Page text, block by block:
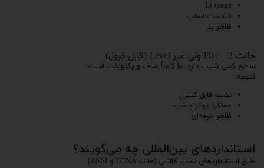
Lippage
شکست اسلب
ظاهر بد
حالت 2 – Flat ولی غیر Level (قابل قبول)
سطح کمی شیب دارد اما کاملاً صاف و یکنواخت است:
نتیجه:
نصب قابل کنترل
عملکرد بهتر چسب
ظاهر حرفه‌ای
استانداردهای بین‌المللی چه می‌گویند؟
طبق استانداردهای نصب کاشی (مانند TCNA و ANSI):